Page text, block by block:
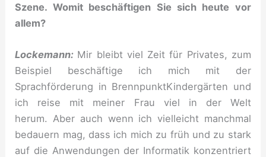
Szene. Womit beschäftigen Sie sich heute vor
allem?
Lockemann: Mir bleibt viel Zeit für Privates, zum
Beispiel beschäftige ich mich mit der
Sprachförderung in BrennpunktKindergärten und
ich reise mit meiner Frau viel in der Welt
herum. Aber auch wenn ich vielleicht manchmal
bedauern mag, dass ich mich zu früh und zu stark
auf die Anwendungen der Informatik konzentriert